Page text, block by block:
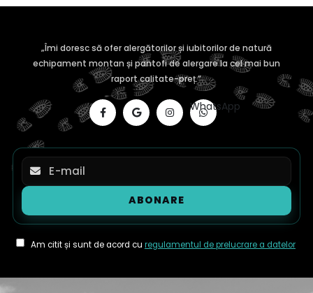
„Îmi doresc să ofer alergătorilor și iubitorilor de natură
echipament montan și pantofi de alergare la cel mai bun
raport calitate-preț.”
WhatsApp
Am citit și sunt de acord cu regulamentul de prelucrare a datelor